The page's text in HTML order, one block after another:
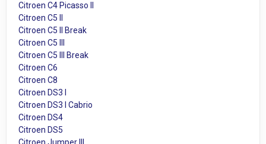
Citroen C4 Picasso II
Citroen C5 II
Citroen C5 II Break
Citroen C5 III
Citroen C5 III Break
Citroen C6
Citroen C8
Citroen DS3 I
Citroen DS3 I Cabrio
Citroen DS4
Citroen DS5